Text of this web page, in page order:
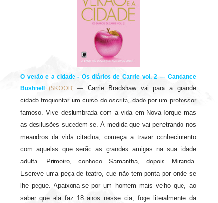
O verão e a cidade - Os diários de Carrie vol. 2 — Candance
Bushnell (SKOOB) —
Carrie Bradshaw vai para a grande
cidade frequentar um curso de escrita, dado por um professor
famoso. Vive deslumbrada com a vida em Nova Iorque mas
as desilusões sucedem-se. À medida que vai penetrando nos
meandros da vida citadina, começa a travar conhecimento
com aquelas que serão as grandes amigas na sua idade
adulta. Primeiro, conhece Samantha, depois Miranda.
Escreve uma peça de teatro, que não tem ponta por onde se
lhe pegue. Apaixona-se por um homem mais velho que, ao
saber que ela faz 18 anos nesse dia, foge literalmente da